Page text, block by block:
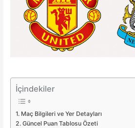
İçindekiler
Maç Bilgileri ve Yer Detayları
Güncel Puan Tablosu Özeti